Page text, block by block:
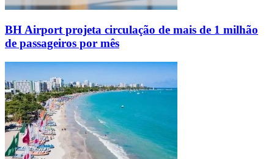
BH Airport projeta circulação de mais de 1 milhão
de passageiros por mês